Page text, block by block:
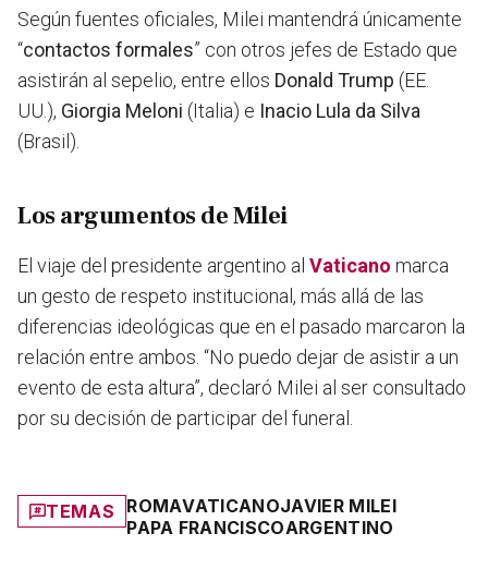
Según fuentes oficiales, Milei mantendrá únicamente
“contactos formales” con otros jefes de Estado que
asistirán al sepelio, entre ellos Donald Trump (EE.
UU.), Giorgia Meloni (Italia) e Inacio Lula da Silva
(Brasil).
Los argumentos de Milei
El viaje del presidente argentino al Vaticano marca
un gesto de respeto institucional, más allá de las
diferencias ideológicas que en el pasado marcaron la
relación entre ambos. “No puedo dejar de asistir a un
evento de esta altura”, declaró Milei al ser consultado
por su decisión de participar del funeral.
TEMAS ROMAVATICANOJAVIER MILEI
PAPA FRANCISCOARGENTINO